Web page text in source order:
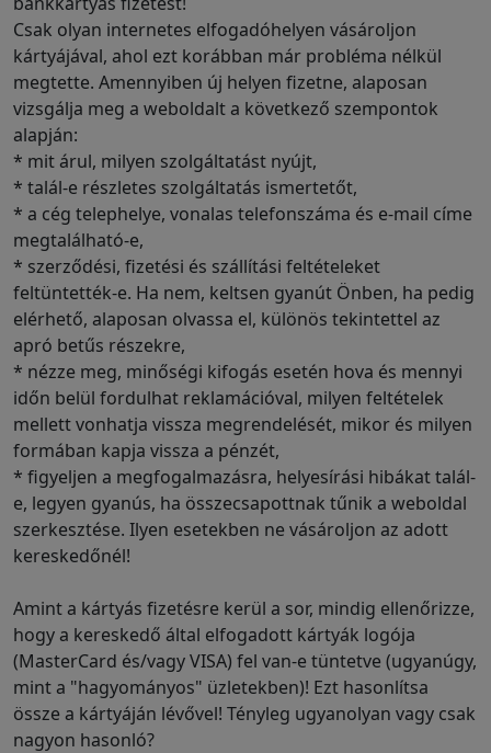
Csak olyan internetes elfogadóhelyen vásároljon
kártyájával, ahol ezt korábban már probléma nélkül
megtette. Amennyiben új helyen fizetne, alaposan
vizsgálja meg a weboldalt a következő szempontok
alapján:
* mit árul, milyen szolgáltatást nyújt,
* talál-e részletes szolgáltatás ismertetőt,
* a cég telephelye, vonalas telefonszáma és e-mail címe
megtalálható-e,
* szerződési, fizetési és szállítási feltételeket
feltüntették-e. Ha nem, keltsen gyanút Önben, ha pedig
elérhető, alaposan olvassa el, különös tekintettel az
apró betűs részekre,
* nézze meg, minőségi kifogás esetén hova és mennyi
időn belül fordulhat reklamációval, milyen feltételek
mellett vonhatja vissza megrendelését, mikor és milyen
formában kapja vissza a pénzét,
* figyeljen a megfogalmazásra, helyesírási hibákat talál-
e, legyen gyanús, ha összecsapottnak tűnik a weboldal
szerkesztése. Ilyen esetekben ne vásároljon az adott
kereskedőnél!
Amint a kártyás fizetésre kerül a sor, mindig ellenőrizze,
hogy a kereskedő által elfogadott kártyák logója
(MasterCard és/vagy VISA) fel van-e tüntetve (ugyanúgy,
mint a "hagyományos" üzletekben)! Ezt hasonlítsa
össze a kártyáján lévővel! Tényleg ugyanolyan vagy csak
nagyon hasonló?